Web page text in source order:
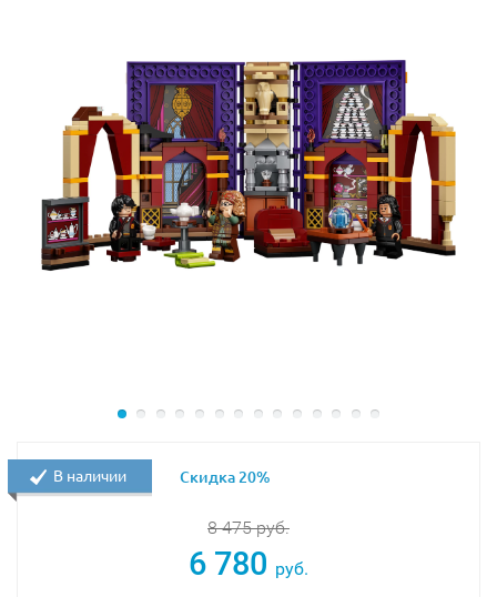
8 475руб.
6 780 руб.
В наличии Скидка 20%